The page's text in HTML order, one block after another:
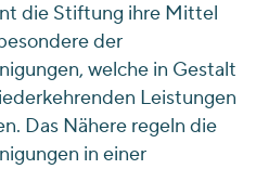
die Stiftung ihre Mittel
der
welche in Gestalt
Leistungen
Das Nähere regeln die
in einer